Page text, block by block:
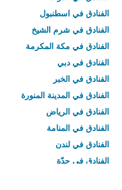
الفنادق في اسطنبول
الفنادق في شرم الشيخ
الفنادق في مكة المكرمة
الفنادق في دبي
الفنادق في الخبر
الفنادق في المدينة المنورة
الفنادق في الرياض
الفنادق في المنامة
الفنادق في لندن
الفنادق في جدّة